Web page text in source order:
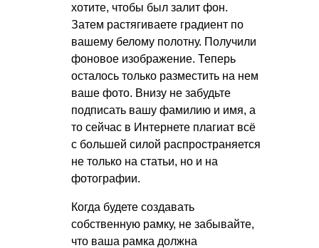
хотите, чтобы был залит фон.
Затем растягиваете градиент по
вашему белому полотну. Получили
фоновое изображение. Теперь
осталось только разместить на нем
ваше фото. Внизу не забудьте
подписать вашу фамилию и имя, а
то сейчас в Интернете плагиат всё
с большей силой распространяется
не только на статьи, но и на
фотографии.
Когда будете создавать
собственную рамку, не забывайте,
что ваша рамка должна